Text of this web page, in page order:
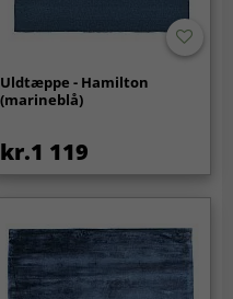
Uldtæppe - Hamilton
(marineblå)
kr.1 119